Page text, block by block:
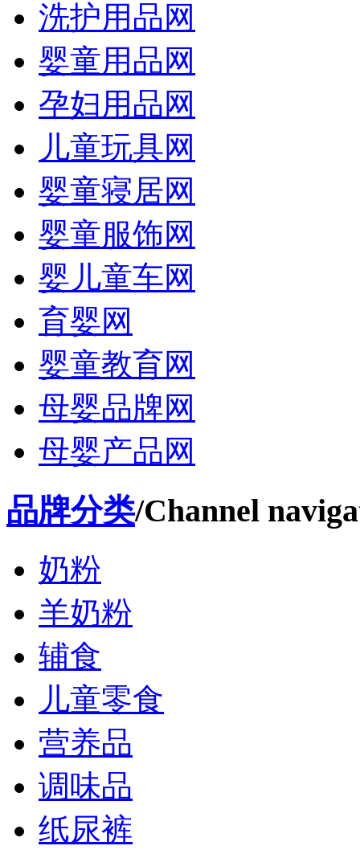
洗护用品网
婴童用品网
孕妇用品网
儿童玩具网
婴童寝居网
婴童服饰网
婴儿童车网
育婴网
婴童教育网
母婴品牌网
母婴产品网
品牌分类/Channel
奶粉
羊奶粉
辅食
儿童零食
营养品
调味品
纸尿裤